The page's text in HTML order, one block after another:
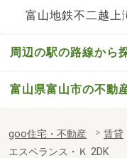
富山地鉄不二越上
周辺の駅の路線から
富山県富山市の不動
goo住宅・不動産 賃貸
エスペランス・Ｋ 2DK